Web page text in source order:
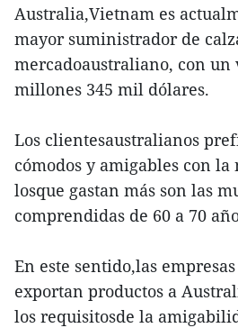
Australia,Vietnam es
mayor suministrador de
mercadoaustraliano, con un
millones 345 mil dólares.
Los clientesaustralianos
cómodos y amigables con la
losque gastan más son las
comprendidas de 60 a 70
En este sentido,las
exportan productos a
los requisitosde la